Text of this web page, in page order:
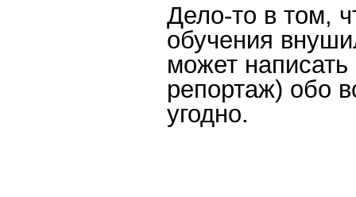
Дело-то в том,
обучения
может
репортаж) обо
угодно.